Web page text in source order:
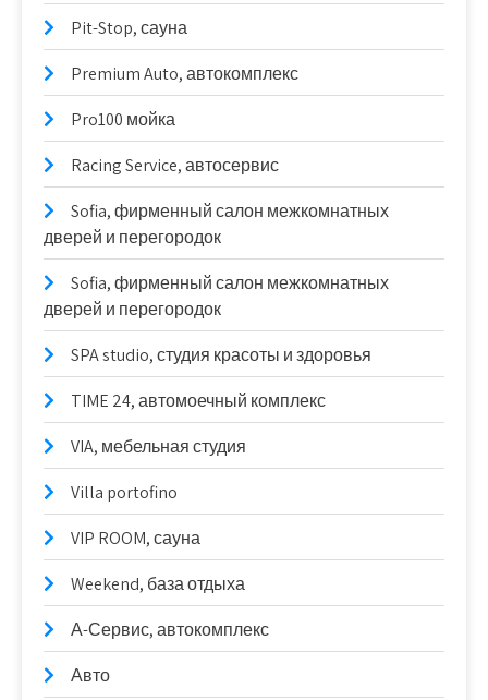
Pit-Stop, сауна
Premium Auto, автокомплекс
Pro100 мойка
Racing Service, автосервис
Sofia, фирменный салон межкомнатных
дверей и перегородок
Sofia, фирменный салон межкомнатных
дверей и перегородок
SPA studio, студия красоты и здоровья
TIME 24, автомоечный комплекс
VIA, мебельная студия
Villa portofino
VIP ROOM, сауна
Weekend, база отдыха
А-Сервис, автокомплекс
Авто